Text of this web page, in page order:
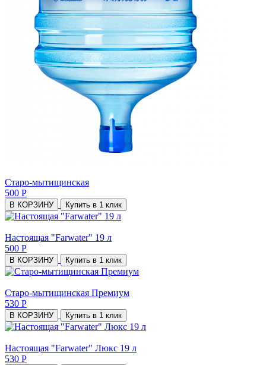
Старо-мытищинская
500 Р
В КОРЗИНУ Купить в 1 клик
Настоящая "Farwater" 19 л
500 Р
В КОРЗИНУ Купить в 1 клик
Старо-мытищинская Премиум
530 Р
В КОРЗИНУ Купить в 1 клик
Настоящая "Farwater" Люкс 19 л
530 Р